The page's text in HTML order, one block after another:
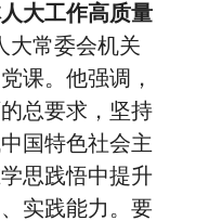
大工作高质量
大常委会机关
课。他强调，
总要求，坚持
国特色社会主
思践悟中提升
实践能力。要